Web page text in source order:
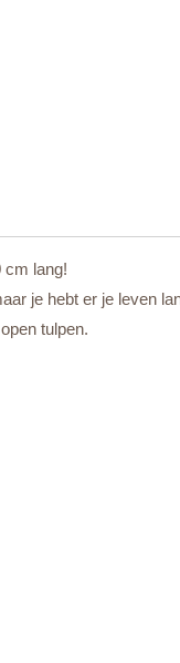
cm lang!
je hebt er je leven
tulpen.